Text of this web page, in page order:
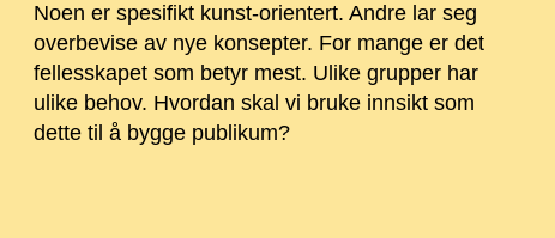
Noen er spesifikt kunst-orientert. Andre lar seg
overbevise av nye konsepter. For mange er det
fellesskapet som betyr mest. Ulike grupper har
ulike behov. Hvordan skal vi bruke innsikt som
dette til å bygge publikum?